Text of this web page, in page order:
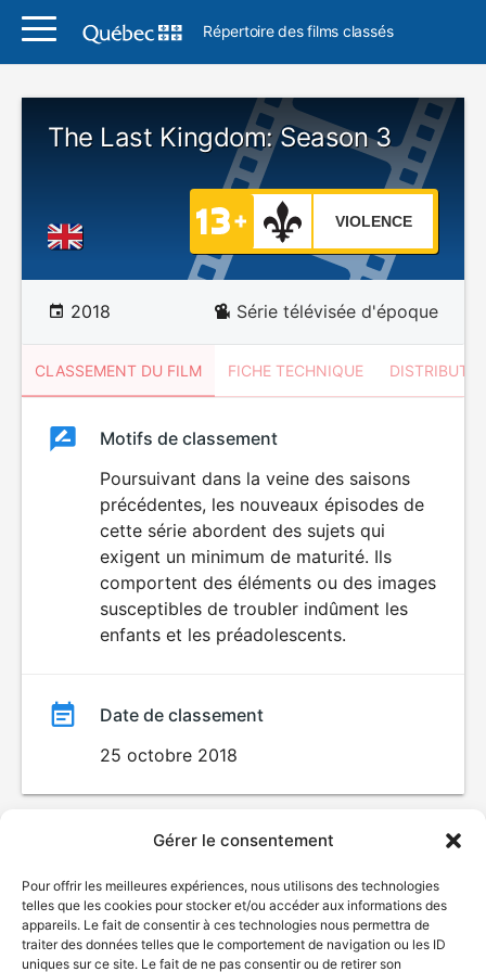
Gérer le consentement
Pour offrir les meilleures expériences, nous utilisons des technologies
telles que les cookies pour stocker et/ou accéder aux informations des
appareils. Le fait de consentir à ces technologies nous permettra de
traiter des données telles que le comportement de navigation ou les ID
uniques sur ce site. Le fait de ne pas consentir ou de retirer son
Répertoire des films classés
The Last Kingdom: Season 3
VIOLENCE
2018 Série télévisée d'époque
CLASSEMENT DU FILM FICHE TECHNIQUE
ClassementClassement
Motifs de classement
Poursuivant dans la veine des saisons
précédentes, les nouveaux épisodes de
cette série abordent des sujets qui
exigent un minimum de maturité. Ils
comportent des éléments ou des images
susceptibles de troubler indûment les
enfants et les préadolescents.
Date de classement
25 octobre 2018